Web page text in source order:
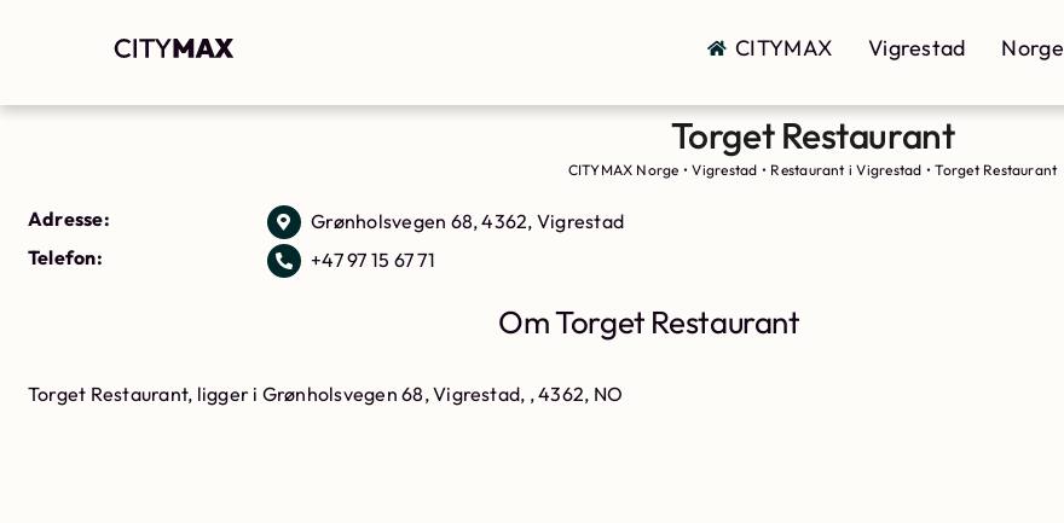
CITYMAX Vigrestad Norge
Torget Restaurant
CITYMAX Norge •Vigrestad • Restaurant i Vigrestad •Torget Restaurant
Adresse:
Grønholsvegen 68, 4362, Vigrestad
Telefon:
+47 97 15 67 71
Om Torget Restaurant
Torget Restaurant, ligger i Grønholsvegen 68, Vigrestad, , 4362, NO